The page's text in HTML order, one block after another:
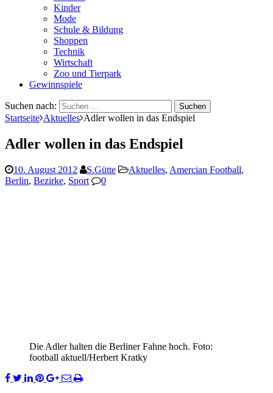
Kinder
Mode
Schule & Bildung
Shoppen
Technik
Wirtschaft
Zoo und Tierpark
Gewinnspiele
Suchen nach:
Startseite Aktuelles Adler wollen in das Endspiel
Adler wollen in das Endspiel
10. August 2012 S.Gütte Aktuelles, Amercian Football,
Berlin, Bezirke, Sport 0
Die Adler halten die Berliner Fahne hoch. Foto:
football aktuell/Herbert Kratky